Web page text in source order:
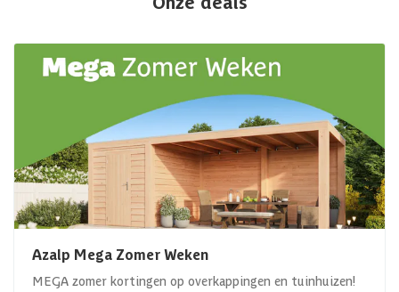
Azalp Mega Zomer Weken
MEGA zomer kortingen op overkappingen en tuinhuizen!